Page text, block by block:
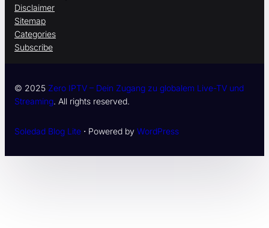
Disclaimer
Sitemap
Categories
Subscribe
© 2025 Zero IPTV – Dein Zugang zu globalem Live-TV und
Streaming. All rights reserved.
Soledad Blog Lite ⋅ Powered by WordPress